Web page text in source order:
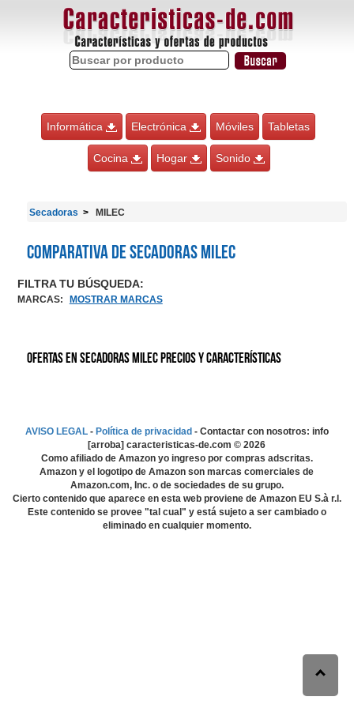
Informática Electrónica Móviles Tabletas
Cocina Hogar Sonido
Secadoras MILEC
Comparativa de Secadoras MILEC
FILTRA TU BÚSQUEDA:
MARCAS: MOSTRAR MARCAS
Ofertas en Secadoras MILEC precios y características
AVISO LEGAL- Política de privacidad - Contactar con nosotros: info
[arroba] caracteristicas-de.com ©2026
Como afiliado de Amazon yo ingreso por compras adscritas.
Amazon y el logotipo de Amazon son marcas comerciales de
Amazon.com, Inc. o de sociedades de su grupo.
Cierto contenido que aparece en esta web proviene de Amazon EU S.à r.l.
Este contenido se provee "tal cual" y está sujeto a ser cambiado o
eliminado en cualquier momento.